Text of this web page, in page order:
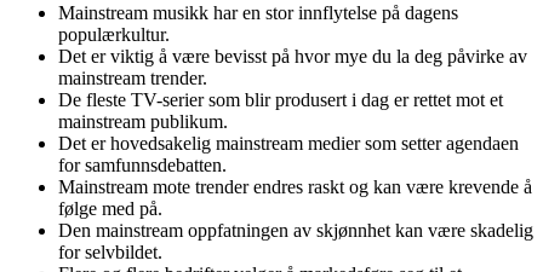
Mainstream musikk har en stor innflytelse på dagens
populærkultur.
Det er viktig å være bevisst på hvor mye du la deg påvirke av
mainstream trender.
De fleste TV-serier som blir produsert i dag er rettet mot et
mainstream publikum.
Det er hovedsakelig mainstream medier som setter agendaen
for samfunnsdebatten.
Mainstream mote trender endres raskt og kan være krevende å
følge med på.
Den mainstream oppfatningen av skjønnhet kan være skadelig
for selvbildet.